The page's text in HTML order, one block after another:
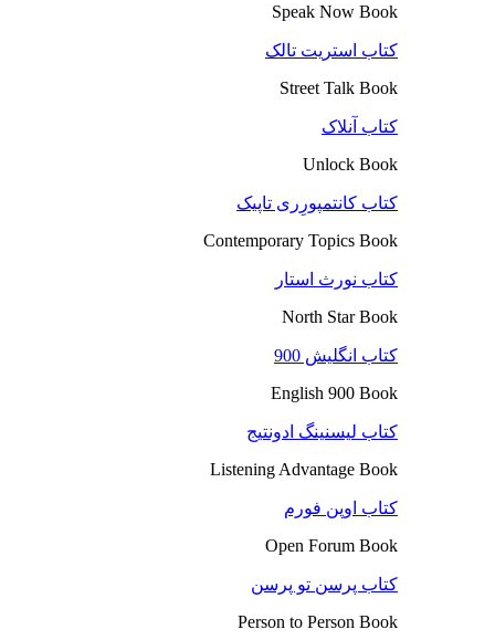
Speak Now Book
کتاب استریت تالک
Street Talk Book
کتاب آنلاک
Unlock Book
کتاب کانتمپورِری تاپیک
Contemporary Topics Book
کتاب نورث استار
North Star Book
کتاب انگلیش 900
English 900 Book
کتاب لیسنینگ ادونتیج
Listening Advantage Book
کتاب اوپن فورم
Open Forum Book
کتاب پرسن تو پرسن
Person to Person Book